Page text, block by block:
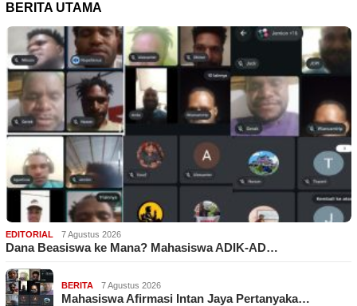
BERITA UTAMA
EDITORIAL 7 Agustus 2026
Dana Beasiswa ke Mana? Mahasiswa ADIK-AD…
BERITA 7 Agustus 2026
Mahasiswa Afirmasi Intan Jaya Pertanyaka…